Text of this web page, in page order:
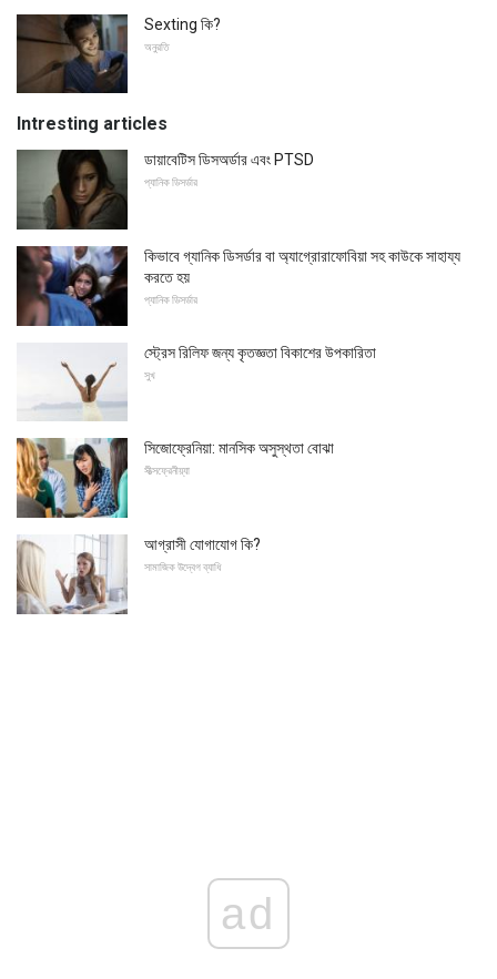
Sexting কি?
অনুরতি
Intresting articles
ডায়াবেটিস ডিসঅর্ডার এবং PTSD
প্যানিক ডিসর্ডার
কিভাবে গ্যানিক ডিসর্ডার বা অ্যাগ্রোরাফোবিয়া সহ কাউকে সাহায্য
করতে হয়
প্যানিক ডিসর্ডার
স্ট্রেস রিলিফ জন্য কৃতজ্ঞতা বিকাশের উপকারিতা
সুখ
সিজোফ্রেনিয়া: মানসিক অসুস্থতা বোঝা
সীত্সফ্রেনীয়্যা
আগ্রাসী যোগাযোগ কি?
সামাজিক উদ্বেগ ব্যাধি
ad